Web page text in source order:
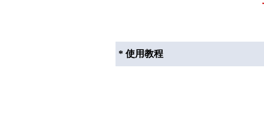
* 使用教程